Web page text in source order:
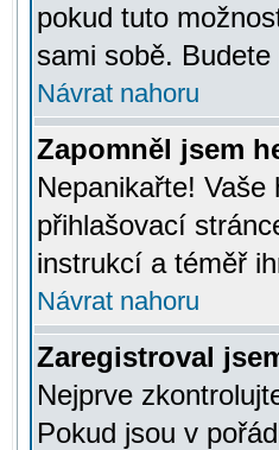
pokud tuto
sami sobě.
Návrat nahoru
Zapomněl jsem
Nepanikařte!
přihlašovací
instrukcí a téměř
Návrat nahoru
Zaregistroval
Nejprve
Pokud jsou v